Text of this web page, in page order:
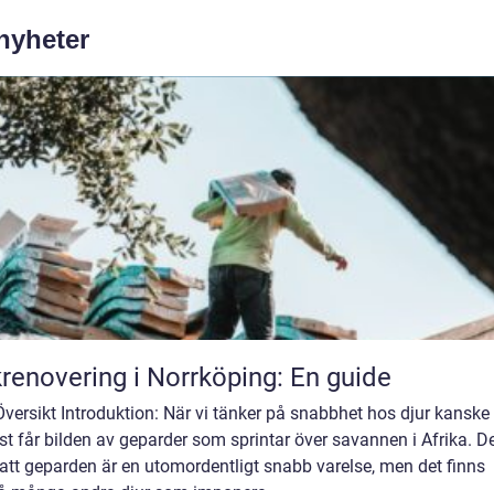
i Norrköping: En guide
Introduktion: När vi tänker på snabbhet hos djur kanske
får bilden av geparder som sprintar över savannen i Afrika.
geparden är en utomordentligt snabb varelse, men det finns